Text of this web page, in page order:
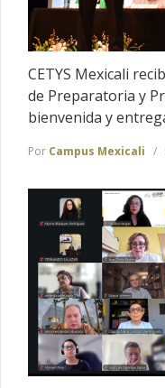
CETYS Mexicali
de Preparatoria y
bienvenida y
Por Campus Mexicali